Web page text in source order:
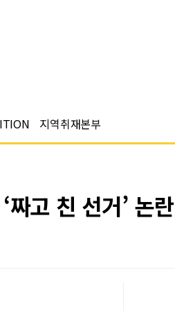
지역취재본부
고 친 선거’ 논란